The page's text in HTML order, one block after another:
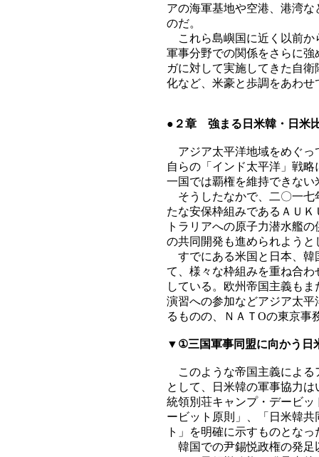
アの海軍基地や空港、港湾
のだ。
これら島嶼国に近く以前か
軍事分野での関係をさらに
ガに対して実施してきた自
化など、米豪と歩調をあわせ
●２章 強まる日米韓・日米
アジア太平洋地域をめぐっ
自らの「インド太平洋」戦
一国では覇権を維持できな
そうしたなかで、二〇一七
たな安保枠組みであるＡＵ
トラリアへの原子力潜水艦
の共同開発も進められようと
すでにある米国と日本、韓
て、様々な枠組みを重ね合
している。欧州帝国主義も
演習への参加などアジア太
るものの、ＮＡＴОの東京事
▼①三国軍事同盟に向かう日
このような帝国主義による
として、日米韓の軍事協力
統領別荘キャンプ・デービ
ービット原則」、「日米韓
ト」を明確に示すものとなっ
韓国での尹錫悦政権の発足